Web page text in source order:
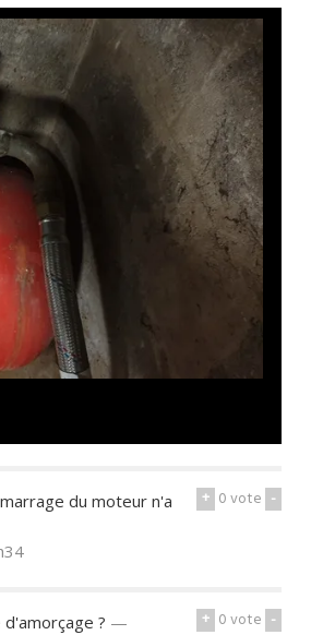
+ 0vote -
du moteur n'a
+ 0vote -
? —